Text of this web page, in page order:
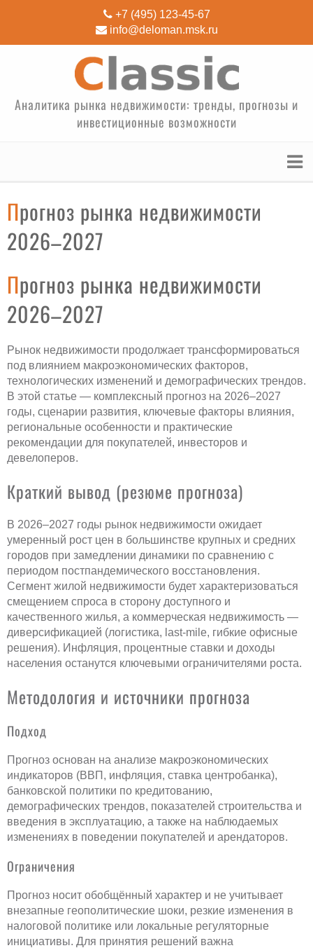
+7 (495) 123-45-67
info@deloman.msk.ru
Аналитика рынка недвижимости: тренды, прогнозы и
инвестиционные возможности
Прогноз рынка недвижимости
2026–2027
Прогноз рынка недвижимости
2026–2027
Рынок недвижимости продолжает трансформироваться
под влиянием макроэкономических факторов,
технологических изменений и демографических трендов.
В этой статье — комплексный прогноз на 2026–2027
годы, сценарии развития, ключевые факторы влияния,
региональные особенности и практические
рекомендации для покупателей, инвесторов и
девелоперов.
Краткий вывод (резюме прогноза)
В 2026–2027 годы рынок недвижимости ожидает
умеренный рост цен в большинстве крупных и средних
городов при замедлении динамики по сравнению с
периодом постпандемического восстановления.
Сегмент жилой недвижимости будет характеризоваться
смещением спроса в сторону доступного и
качественного жилья, а коммерческая недвижимость —
диверсификацией (логистика, last-mile, гибкие офисные
решения). Инфляция, процентные ставки и доходы
населения останутся ключевыми ограничителями роста.
Методология и источники прогноза
Подход
Прогноз основан на анализе макроэкономических
индикаторов (ВВП, инфляция, ставка центробанка),
банковской политики по кредитованию,
демографических трендов, показателей строительства и
введения в эксплуатацию, а также на наблюдаемых
изменениях в поведении покупателей и арендаторов.
Ограничения
Прогноз носит обобщённый характер и не учитывает
внезапные геополитические шоки, резкие изменения в
налоговой политике или локальные регуляторные
инициативы. Для принятия решений важна